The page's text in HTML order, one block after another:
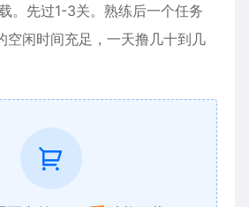
。先过1-3关。熟练后一个任务
空闲时间充足，一天撸几十到几